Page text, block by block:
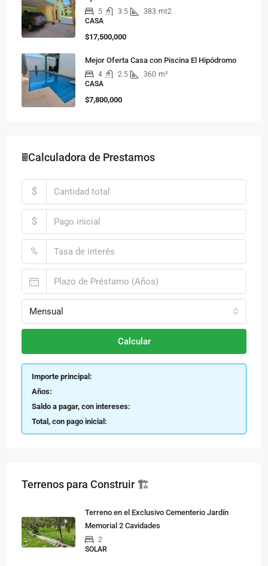
5 3.5 383 mt2
CASA
$17,500,000
Mejor Oferta Casa con Piscina El Hipódromo
4 2.5 360 m²
CASA
$7,800,000
🖩Calculadora de Prestamos
$
$
%
Mensual
Calcular
Importe principal:
Años:
Saldo a pagar, con intereses:
Total, con pago inicial:
Terrenos para Construir 🏗
Terreno en el Exclusivo Cementerio Jardín
Memorial 2 Cavidades
2
SOLAR